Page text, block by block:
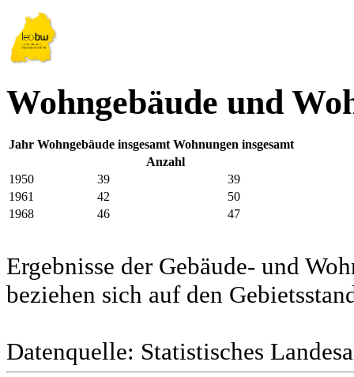
Wohngebäude und
Jahr Wohngebäude insgesamt Wohnungen insgesamt
Anzahl
1950
39
39
1961
42
50
1968
46 47
Ergebnisse der Gebäude- und
beziehen sich auf den
Datenquelle: Statistisches